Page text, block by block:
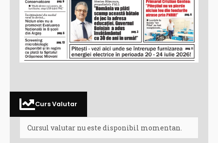
Curs Valutar
Cursul valutar nu este disponibil momentan.